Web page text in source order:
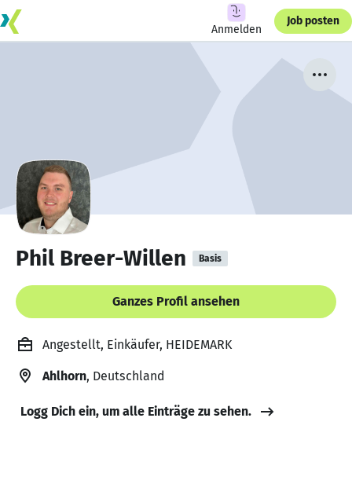
Anmelden
Job posten
Phil Breer-Willen Basis
Ganzes Profil ansehen
Angestellt, Einkäufer, HEIDEMARK
Ahlhorn, Deutschland
Logg Dich ein, um alle Einträge zu sehen.